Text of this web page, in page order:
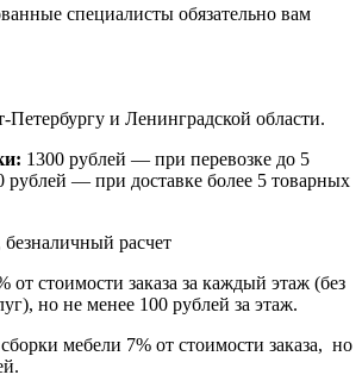
специалисты обязательно вам
Петербургу и Ленинградской области.
1300 рублей — при перевозке до 5
рублей — при доставке более 5 товарных
расчет
от стоимости заказа за каждый этаж (без
но не менее 100 рублей за этаж.
мебели 7% от стоимости заказа, но